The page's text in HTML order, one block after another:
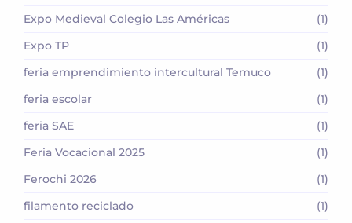
Expo Medieval Colegio Las Américas
(1)
Expo TP
(1)
feria emprendimiento intercultural Temuco
(1)
feria escolar
(1)
feria SAE
(1)
Feria Vocacional 2025
(1)
Ferochi 2026
(1)
filamento reciclado
(1)